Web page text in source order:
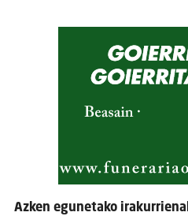
Azken egunetako